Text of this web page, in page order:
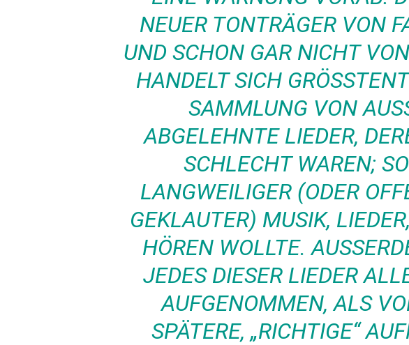
NEUER TONTRÄGER VON
UND SCHON GAR NICHT
HANDELT SICH
AMMLUNG VON
BGELEHNTE LIEDER,
CHLECHT WAREN;
ANGWEILIGER (ODER
EKLAUTER) MUSIK, LIEDER,
ÖREN WOLLTE.
DES DIESER LIEDER
FGENOMMEN, ALS
ÄTERE, „RICHTIGE“